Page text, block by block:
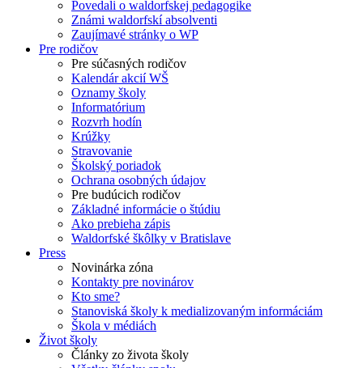
Povedali o waldorfskej pedagogike
Známi waldorfskí absolventi
Zaujímavé stránky o WP
Pre rodičov
Pre súčasných rodičov
Kalendár akcií WŠ
Oznamy školy
Informatórium
Rozvrh hodín
Krúžky
Stravovanie
Školský poriadok
Ochrana osobných údajov
Pre budúcich rodičov
Základné informácie o štúdiu
Ako prebieha zápis
Waldorfské škôlky v Bratislave
Press
Novinárka zóna
Kontakty pre novinárov
Kto sme?
Stanoviská školy k medializovaným informáciám
Škola v médiách
Život školy
Články zo života školy